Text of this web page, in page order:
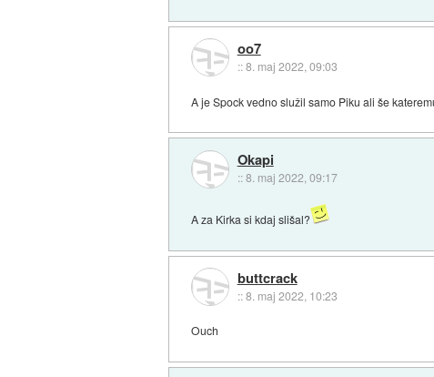
oo7
::8. maj 2022, 09:03
A je Spock vedno služil samo Piku ali še
Okapi
::8. maj 2022, 09:17
A za Kirka si kdaj slišal?
buttcrack
::8. maj 2022, 10:23
Ouch